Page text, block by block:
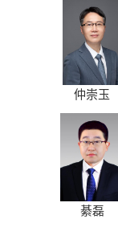
仲崇玉
綦磊